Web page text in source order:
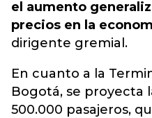
el aumento
precios en la
dirigente gremial.
En cuanto a la
Bogotá, se proyecta
500.000 pasajeros,